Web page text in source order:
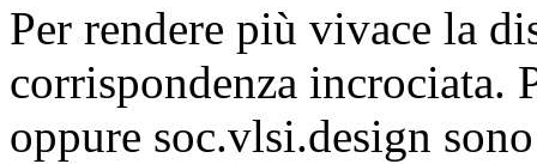
Per rendere più vivace la
corrispondenza incrociata.
oppure soc.vlsi.design